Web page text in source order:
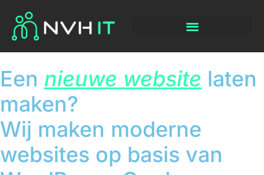
Een nieuwe website laten
maken?
Wij maken moderne
websites op basis van